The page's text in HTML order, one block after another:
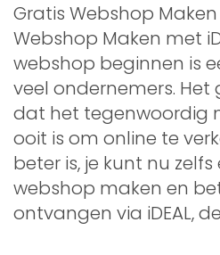
Gratis Webshop Maken
Webshop Maken met
webshop beginnen is
veel ondernemers. Het
dat het tegenwoordig
ooit is om online te
beter is, je kunt nu
webshop maken en
ontvangen via iDEAL,